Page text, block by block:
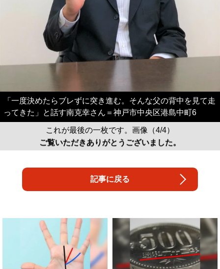
「一度決めたらブレずに突き進む。そんな父の背中を見て走
ってきた」と話す南克幸さん＝神戸市中央区港島中町6
これが最後の一枚です。画像（4/4）
ご覧いただきありがとうございました。
記事に戻る